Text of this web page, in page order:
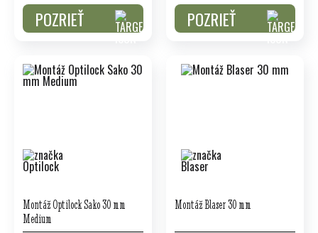
POZRIEŤ POZRIEŤ
Montáž Optilock Sako 30 mm
Medium
Montáž Blaser 30 mm